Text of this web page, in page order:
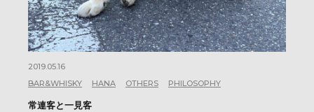
2019.05.16
BAR&WHISKY
HANA OTHERS PHILOSOPHY
常連客と一見客